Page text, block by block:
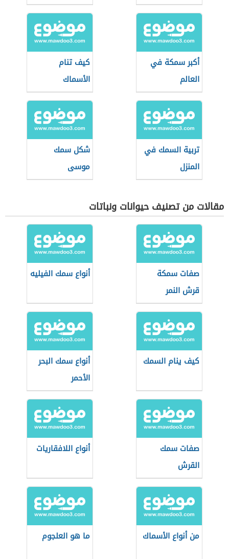
الأمازون)
أكبر سمكة في
العالم
كيف تنام
الأسماك
تربية السمك في
المنزل
شكل سمك
موسى
مقالات من تصنيف حيوانات ونباتات
صفات سمكة
قرش النمر
أنواع سمك الفيليه
كيف ينام السمك
أنواع سمك البحر
الأحمر
صفات سمك
القرش
أنواع اللافقاريات
من أنواع الأسماك ما هو العلجوم